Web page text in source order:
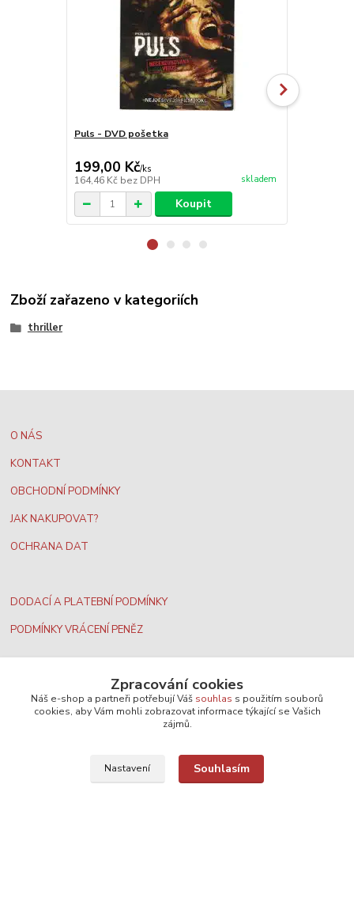
Puls - DVD pošetka
199,00 Kč/ks
164,46 Kč bez DPH skladem
Koupit
Zboží zařazeno v kategoriích
thriller
O NÁS
KONTAKT
OBCHODNÍ PODMÍNKY
JAK NAKUPOVAT?
OCHRANA DAT
DODACÍ A PLATEBNÍ PODMÍNKY
PODMÍNKY VRÁCENÍ PENĚZ
Plážový volejbal, rezervace kurtů
Zpracování cookies
Náš e-shop a partneři potřebují Váš souhlas s použitím souborů
cookies, aby Vám mohli zobrazovat informace týkající se Vašich
zájmů.
Nastavení Souhlasím